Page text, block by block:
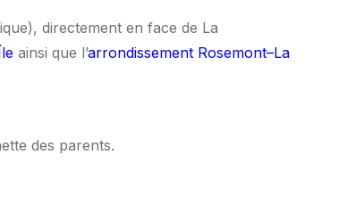
directement en face de La
ainsi que l’arrondissement Rosemont–La
des parents.